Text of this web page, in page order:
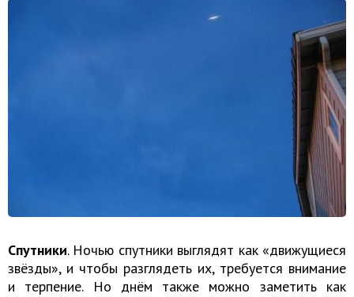
Спутники. Ночью спутники выглядят как «движущиеся
звёзды», и чтобы разглядеть их, требуется внимание
и терпение. Но днём также можно заметить как